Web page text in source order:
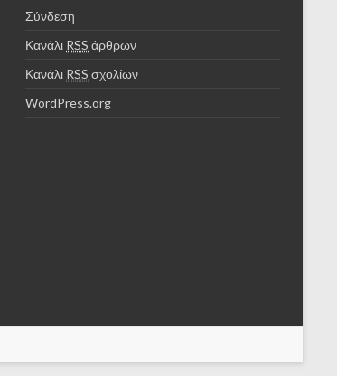
Σύνδεση
Κανάλι RSS άρθρων
Κανάλι RSS σχολίων
WordPress.org